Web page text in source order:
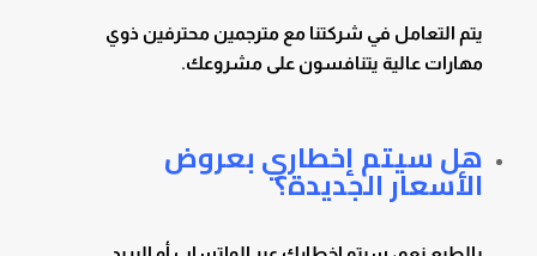
يتم التعامل في شركتنا مع مترجمين محترفين ذوي
مهارات عالية يتنافسون على مشروعك.
هل سيتم إخطاري بعروض
الأسعار الجديدة؟